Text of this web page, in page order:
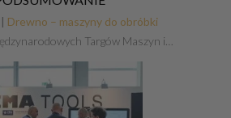
Drewno – maszyny do obróbki
Targów Maszyn i…